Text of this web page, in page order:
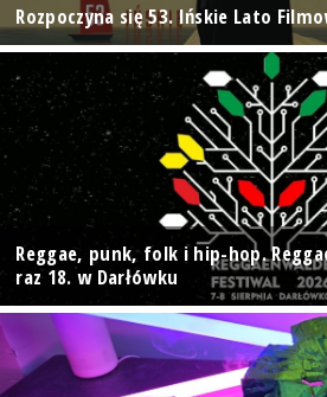
Rozpoczyna się 53. Ińskie Lato
Reggae, punk, folk i hip-hop.
raz 18. w Darłówku